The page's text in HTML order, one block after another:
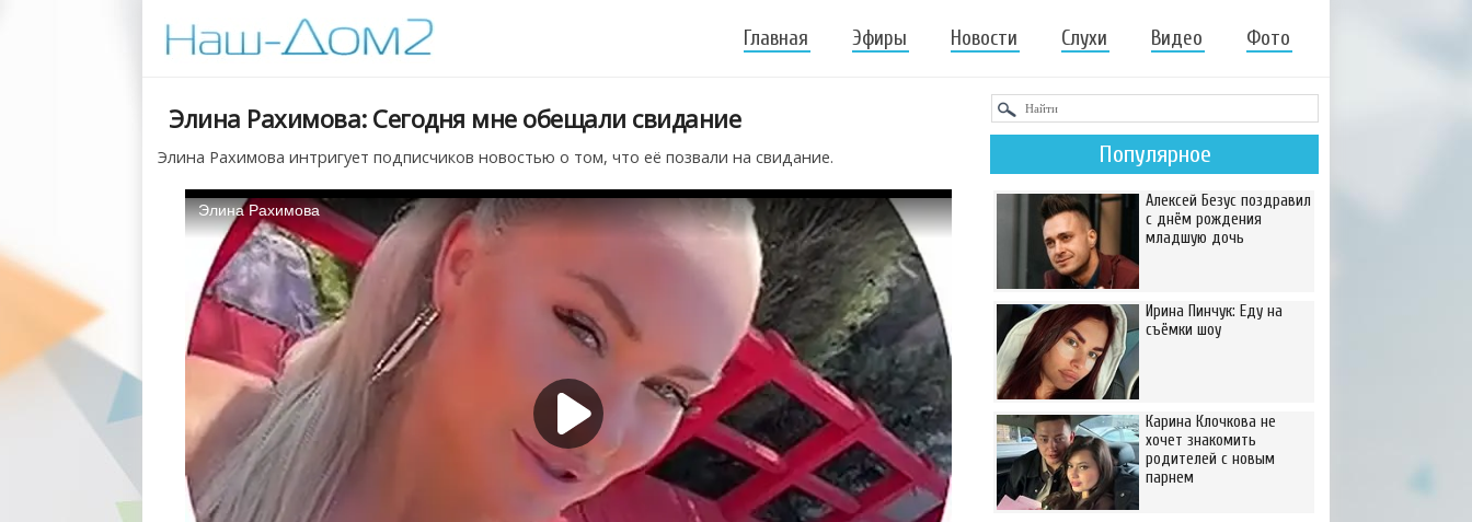
Главная Эфиры Новости Слухи Видео Фото
Элина Рахимова: Сегодня мне обещали свидание
Элина Рахимова интригует подписчиков новостью о том, что её позвали на свидание. Популярное
Алексей Безус поздравил
с днём рождения
младшую дочь
Ирина Пинчук: Еду на
съёмки шоу
Карина Клочкова не
хочет знакомить
родителей с новым
парнем